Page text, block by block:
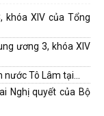
khóa XIV của Tổng
ương 3, khóa XIV
Tô Lâm tại...
Nghị quyết của Bộ